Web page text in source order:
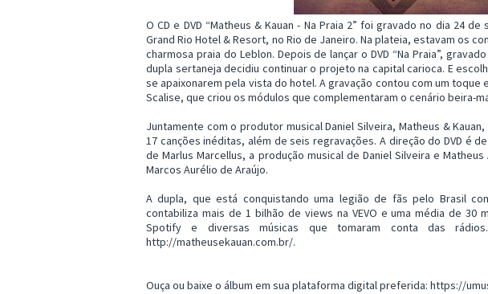
O CD e DVD “Matheus & Kauan - Na Praia 2” foi gravado no dia 24
Grand Rio Hotel & Resort, no Rio de Janeiro. Na plateia, estavam os
charmosa praia do Leblon. Depois de lançar o DVD “Na Praia”,
dupla sertaneja decidiu continuar o projeto na capital carioca. E
se apaixonarem pela vista do hotel. A gravação contou com um toque
Scalise, que criou os módulos que complementaram o cenário beira-
Juntamente com o produtor musical Daniel Silveira, Matheus &
17 canções inéditas, além de seis regravações. A direção do DVD é
de Marlus Marcellus, a produção musical de Daniel Silveira e
Marcos Aurélio de Araújo.
A dupla, que está conquistando uma legião de fãs pelo Brasil
contabiliza mais de 1 bilhão de views na VEVO e uma média de 30
Spotify e diversas músicas que tomaram conta das
http://matheusekauan.com.br/.
Ouça ou baixe o álbum em sua plataforma digital preferida: https://